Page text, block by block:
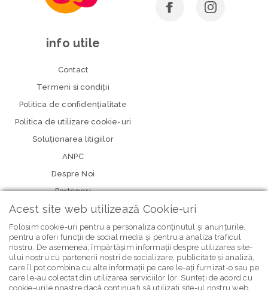
info utile
Contact
Termeni si condiţii
Politica de confidenţialitate
Politica de utilizare cookie-uri
Soluționarea litigiilor
ANPC
Despre Noi
Parteneri
Acest site web utilizează Cookie-uri
Folosim cookie-uri pentru a personaliza conținutul și anunțurile,
pentru a oferi funcții de social media și pentru a analiza traficul
nostru. De asemenea, împărtășim informații despre utilizarea site-
ului nostru cu partenerii noștri de socializare, publicitate și analiză,
care îl pot combina cu alte informații pe care le-ați furnizat-o sau pe
care le-au colectat din utilizarea serviciilor lor. Sunteți de acord cu
cookie-urile noastre dacă continuați să utilizați site-ul nostru web.